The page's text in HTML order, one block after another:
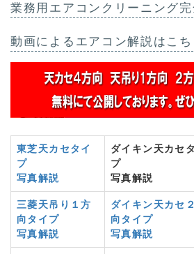
業務用エアコンクリーニング
動画によるエアコン解説はこち
東芝天カセタイ
プ
写真解説
ダイキン天カセ
プ
写真解説
三菱天吊り１方
向タイプ
写真解説
ダイキン天カセ
向タイプ
写真解説